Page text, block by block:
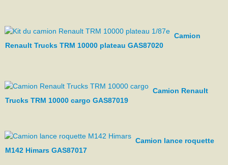
Camion
Renault Trucks TRM 10000 plateau GAS87020
Camion Renault
Trucks TRM 10000 cargo GAS87019
Camion lance roquette
M142 Himars GAS87017